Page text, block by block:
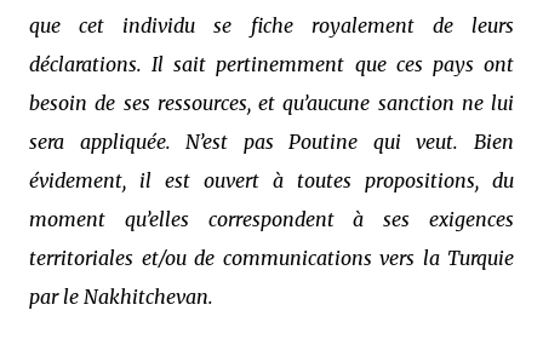
que cet individu se fiche royalement de leurs
déclarations. Il sait pertinemment que ces pays ont
besoin de ses ressources, et qu’aucune sanction ne lui
sera appliquée. N’est pas Poutine qui veut. Bien
évidement, il est ouvert à toutes propositions, du
moment qu’elles correspondent à ses exigences
territoriales et/ou de communications vers la Turquie
par le Nakhitchevan.